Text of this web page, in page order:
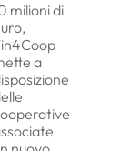
milioni di
a